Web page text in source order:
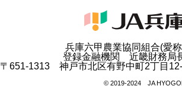
兵庫六甲農業協同組合(愛
登録金融機関 近畿財務局
〒651-1313 神戸市北区有野中町2丁目
© 2019-2024 JA